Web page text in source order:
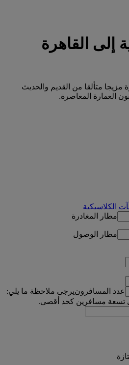
إلى القاهرة
مزيجا متألقا من القديم والحديث
العمارة المعاصرة.
الكلاسيكية
مطار المغادرة
مطار الوصول
عدد المسافرونيرجى ملاحظة ما يلي:
تسعة مسافرين كحد أقصى.